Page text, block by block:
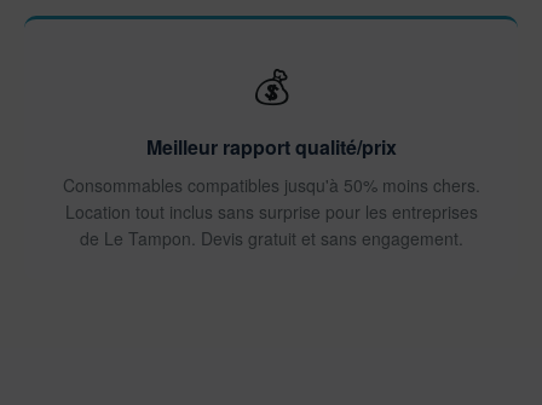
💰
Meilleur rapport qualité/prix
Consommables compatibles jusqu'à 50% moins chers.
Location tout inclus sans surprise pour les entreprises
de Le Tampon. Devis gratuit et sans engagement.